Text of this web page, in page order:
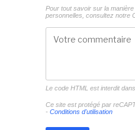
Pour tout savoir sur la
personnelles, consultez notre
Le code HTML est interdit
Ce site est protégé par
- Conditions d'utilisation